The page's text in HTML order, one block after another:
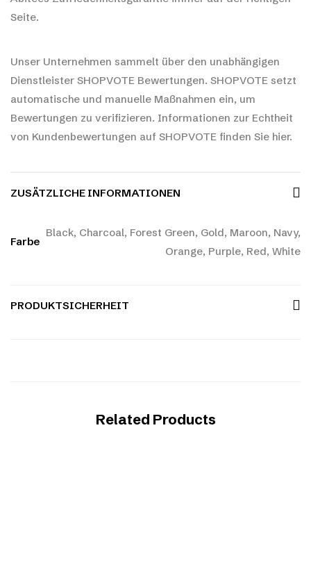
Seite.
Unser Unternehmen sammelt über den unabhängigen
Dienstleister SHOPVOTE Bewertungen. SHOPVOTE setzt
automatische und manuelle Maßnahmen ein, um
Bewertungen zu verifizieren. Informationen zur Echtheit
von Kundenbewertungen auf SHOPVOTE finden Sie hier.
ZUSÄTZLICHE INFORMATIONEN
Farbe
Black, Charcoal, Forest Green, Gold, Maroon, Navy,
Orange, Purple, Red, White
PRODUKTSICHERHEIT
Related Products